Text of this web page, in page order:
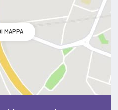
MAPPA